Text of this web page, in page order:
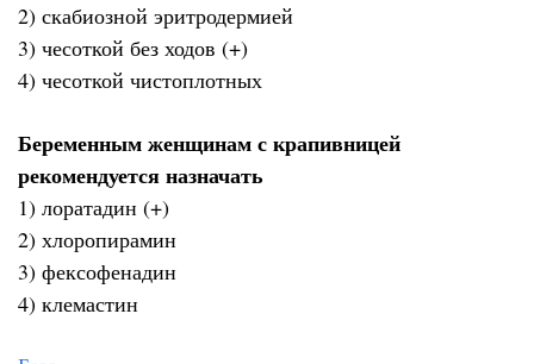
2) скабиозной эритродермией
3) чесоткой без ходов (+)
4) чесоткой чистоплотных
Беременным женщинам с крапивницей
рекомендуется назначать
1) лоратадин (+)
2) хлоропирамин
3) фексофенадин
4) клемастин